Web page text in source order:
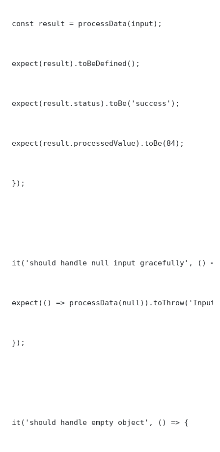
const result = processData(input);
expect(result).toBeDefined();
expect(result.status).toBe('success');
expect(result.processedValue).toBe(84);
});
it('should handle null input gracefully', ()
expect(() =>
});
it('should handle empty object', () => {